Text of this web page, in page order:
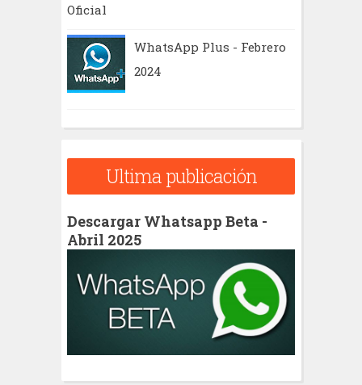
Oficial
WhatsApp Plus - Febrero
2024
Ultima publicación
Descargar Whatsapp Beta -
Abril 2025